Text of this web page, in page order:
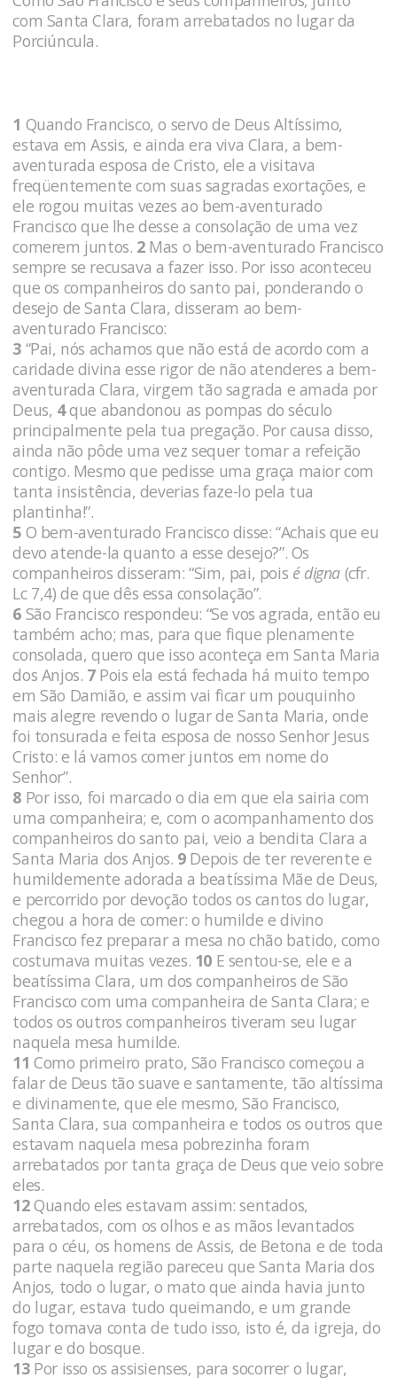
com Santa Clara, foram arrebatados no lugar da
Porciúncula.
1 Quando Francisco, o servo de Deus Altíssimo,
estava em Assis, e ainda era viva Clara, a bem-
aventurada esposa de Cristo, ele a visitava
freqüentemente com suas sagradas exortações, e
ele rogou muitas vezes ao bem-aventurado
Francisco que lhe desse a consolação de uma vez
comerem juntos. 2 Mas o bem-aventurado Francisco
sempre se recusava a fazer isso. Por isso aconteceu
que os companheiros do santo pai, ponderando o
desejo de Santa Clara, disseram ao bem-
aventurado Francisco:
3 “Pai, nós achamos que não está de acordo com a
caridade divina esse rigor de não atenderes a bem-
aventurada Clara, virgem tão sagrada e amada por
Deus, 4que abandonou as pompas do século
principalmente pela tua pregação. Por causa disso,
ainda não pôde uma vez sequer tomar a refeição
contigo. Mesmo que pedisse uma graça maior com
tanta insistência, deverias faze-lo pela tua
plantinha!”.
5 O bem-aventurado Francisco disse: “Achais que eu
devo atende-la quanto a esse desejo?”. Os
companheiros disseram: “Sim, pai, pois é digna (cfr.
Lc 7,4) de que dês essa consolação”.
6 São Francisco respondeu: “Se vos agrada, então eu
também acho; mas, para que fique plenamente
consolada, quero que isso aconteça em Santa Maria
dos Anjos. 7 Pois ela está fechada há muito tempo
em São Damião, e assim vai ficar um pouquinho
mais alegre revendo o lugar de Santa Maria, onde
foi tonsurada e feita esposa de nosso Senhor Jesus
Cristo: e lá vamos comer juntos em nome do
Senhor”.
8 Por isso, foi marcado o dia em que ela sairia com
uma companheira; e, com o acompanhamento dos
companheiros do santo pai, veio a bendita Clara a
Santa Maria dos Anjos. 9Depois de ter reverente e
humildemente adorada a beatíssima Mãe de Deus,
e percorrido por devoção todos os cantos do lugar,
chegou a hora de comer: o humilde e divino
Francisco fez preparar a mesa no chão batido, como
costumava muitas vezes. 10 E sentou-se, ele e a
beatíssima Clara, um dos companheiros de São
Francisco com uma companheira de Santa Clara; e
todos os outros companheiros tiveram seu lugar
naquela mesa humilde.
11Como primeiro prato, São Francisco começou a
falar de Deus tão suave e santamente, tão altíssima
e divinamente, que ele mesmo, São Francisco,
Santa Clara, sua companheira e todos os outros que
estavam naquela mesa pobrezinha foram
arrebatados por tanta graça de Deus que veio sobre
eles.
12Quando eles estavam assim: sentados,
arrebatados, com os olhos e as mãos levantados
para o céu, os homens de Assis, de Betona e de toda
parte naquela região pareceu que Santa Maria dos
Anjos, todo o lugar, o mato que ainda havia junto
do lugar, estava tudo queimando, e um grande
fogo tomava conta de tudo isso, isto é, da igreja, do
lugar e do bosque.
13 Por isso os assisienses, para socorrer o lugar,